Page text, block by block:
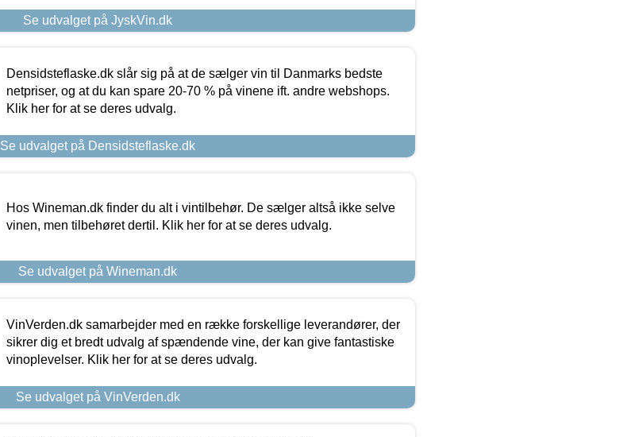
Se udvalget på JyskVin.dk
Densidsteflaske.dk slår sig på at de sælger vin til Danmarks bedste
netpriser, og at du kan spare 20-70 % på vinene ift. andre webshops.
Klik her for at se deres udvalg.
Se udvalget på Densidsteflaske.dk
Hos Wineman.dk finder du alt i vintilbehør. De sælger altså ikke selve
vinen, men tilbehøret dertil. Klik her for at se deres udvalg.
Se udvalget på Wineman.dk
VinVerden.dk samarbejder med en række forskellige leverandører, der
sikrer dig et bredt udvalg af spændende vine, der kan give fantastiske
vinoplevelser. Klik her for at se deres udvalg.
Se udvalget på VinVerden.dk